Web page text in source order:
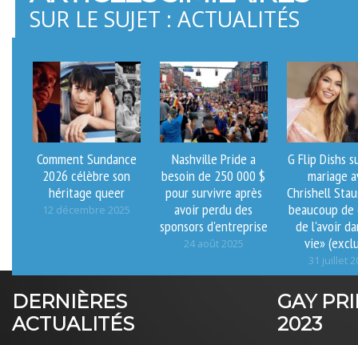
SUR LE SUJET : ACTUALITÉS
Comment Sundance
2026 célèbre son
héritage queer
12 décembre 2025
Nashville Pride a
besoin de 250 000 $
pour survivre après
avoir perdu des
sponsors d'entreprise
24 août 2025
G Flip Dishs
mariage
Chrishell
beaucoup de
de l'avoir
vie»
31 juillet
DERNIÈRES
ACTUALITÉS
GAY
2023